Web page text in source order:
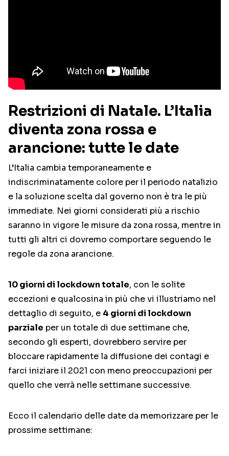
Restrizioni di Natale. L’Italia
diventa zona rossa e
arancione: tutte le date
L’Italia cambia temporaneamente e
indiscriminatamente colore per il periodo natalizio
e la soluzione scelta dal governo non è tra le più
immediate. Nei giorni considerati più a rischio
saranno in vigore le misure da zona rossa, mentre in
tutti gli altri ci dovremo comportare seguendo le
regole da zona arancione.
10 giorni di lockdown totale, con le solite
eccezioni e qualcosina in più che vi illustriamo nel
dettaglio di seguito, e 4 giorni di lockdown
parziale per un totale di due settimane che,
secondo gli esperti, dovrebbero servire per
bloccare rapidamente la diffusione dei contagi e
farci iniziare il 2021 con meno preoccupazioni per
quello che verrà nelle settimane successive.
Ecco il calendario delle date da memorizzare per le
prossime settimane: